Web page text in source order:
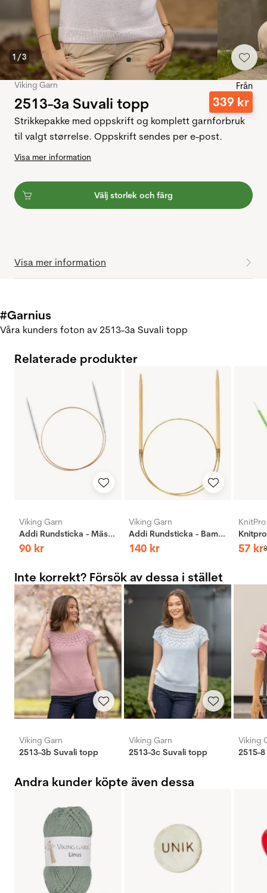
1 /3
Viking Garn
2513-3a Suvali topp
Från
339 kr
Strikkepakke med oppskrift og komplett garnforbruk
til valgt størrelse. Oppskrift sendes per e-post.
Visa mer information
Välj storlek och färg
Visa mer information
#Garnius
Våra kunders foton av 2513-3a Suvali topp
Relaterade produkter
Viking Garn
Addi Rundsticka - Mässing
90 kr
Viking Garn
Addi Rundsticka - Bambus
140 kr
KnitPro
57 kr
Inte korrekt? Försök av dessa i stället
Viking Garn
2513-3b Suvali topp
Viking Garn
2513-3c Suvali topp
Viking
2515-
Andra kunder köpte även dessa